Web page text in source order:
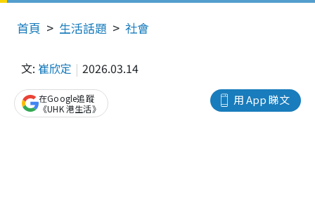
首頁 生活話題 社會
文: 崔欣定 2026.03.14
用 App 睇文
在Google追蹤
《UHK 港生活》